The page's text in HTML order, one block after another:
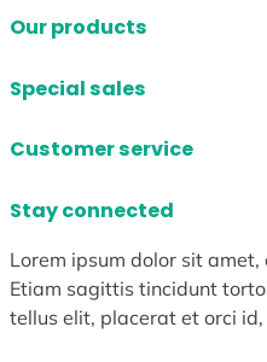
Our products
Special sales
Customer service
Stay connected
Lorem ipsum dolor sit
Etiam sagittis tincidunt
tellus elit, placerat et orci